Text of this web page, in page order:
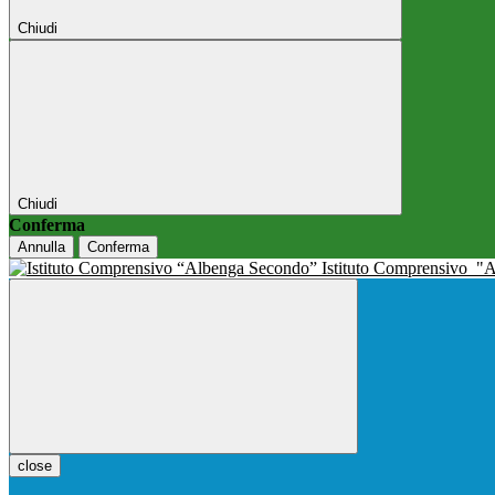
Chiudi
Chiudi
Conferma
Annulla Conferma
Istituto Comprensivo
close